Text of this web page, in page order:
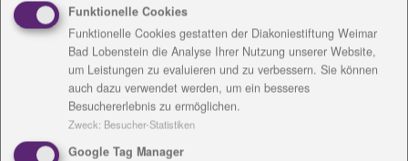
Walter-Gropius-Straße 45, 99085 Erfurt
Tel: 03 61 554585-150
C.Fette@diakonie-wl.de
Zum Diakonie Quartiershaus am Ringelberg
Funktionelle Cookies
Funktionelle Cookies gestatten der Diakoniestiftung Weimar
Bad Lobenstein die Analyse Ihrer Nutzung unserer Website,
um Leistungen zu evaluieren und zu verbessern. Sie können
auch dazu verwendet werden, um ein besseres
Besuchererlebnis zu ermöglichen.
Zweck: Besucher-Statistiken
Google Tag Manager